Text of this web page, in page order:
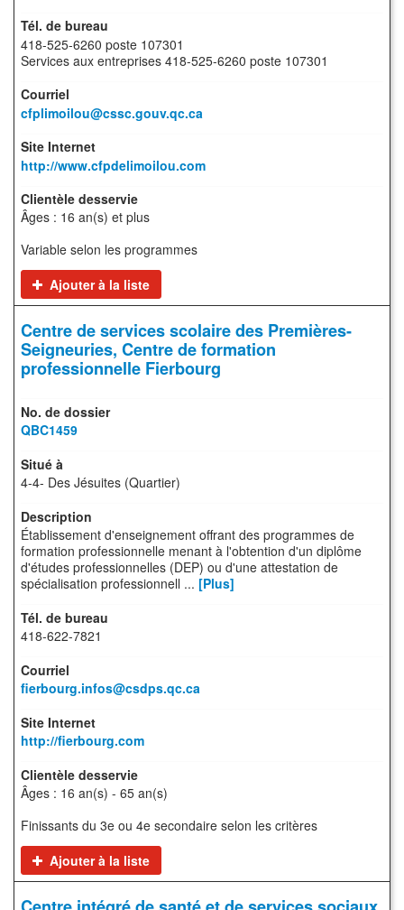
418-525-6260 poste 107301
Services aux entreprises 418-525-6260 poste 107301
cfplimoilou@cssc.gouv.qc.ca
http://www.cfpdelimoilou.com
Âges : 16 an(s) et plus
Variable selon les programmes
Ajouter à la liste
Centre de services scolaire des Premières-
Seigneuries, Centre de formation
professionnelle Fierbourg
QBC1459
4-4- Des Jésuites (Quartier)
Établissement d'enseignement offrant des programmes de
formation professionnelle menant à l'obtention d'un diplôme
d'études professionnelles (DEP) ou d'une attestation de
spécialisation professionnell ... [Plus]
418-622-7821
fierbourg.infos@csdps.qc.ca
http://fierbourg.com
Âges : 16 an(s) - 65 an(s)
Finissants du 3e ou 4e secondaire selon les critères
Ajouter à la liste